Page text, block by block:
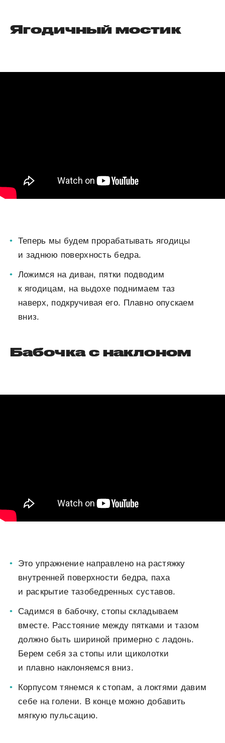
Ягодичный мостик
Теперь мы будем прорабатывать ягодицы
и заднюю поверхность бедра.
Ложимся на диван, пятки подводим
к ягодицам, на выдохе поднимаем таз
наверх, подкручивая его. Плавно опускаем
вниз.
Бабочка с наклоном
Это упражнение направлено на растяжку
внутренней поверхности бедра, паха
и раскрытие тазобедренных суставов.
Садимся в бабочку, стопы складываем
вместе. Расстояние между пятками и тазом
должно быть шириной примерно с ладонь.
Берем себя за стопы или щиколотки
и плавно наклоняемся вниз.
Корпусом тянемся к стопам, а локтями давим
себе на голени. В конце можно добавить
мягкую пульсацию.